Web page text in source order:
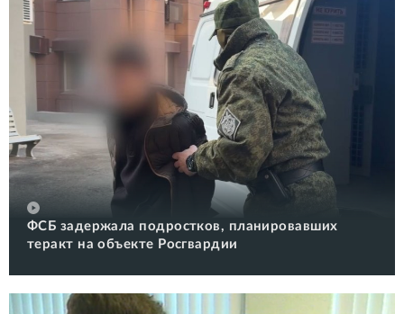
ФСБ задержала подростков, планировавших
теракт на объекте Росгвардии